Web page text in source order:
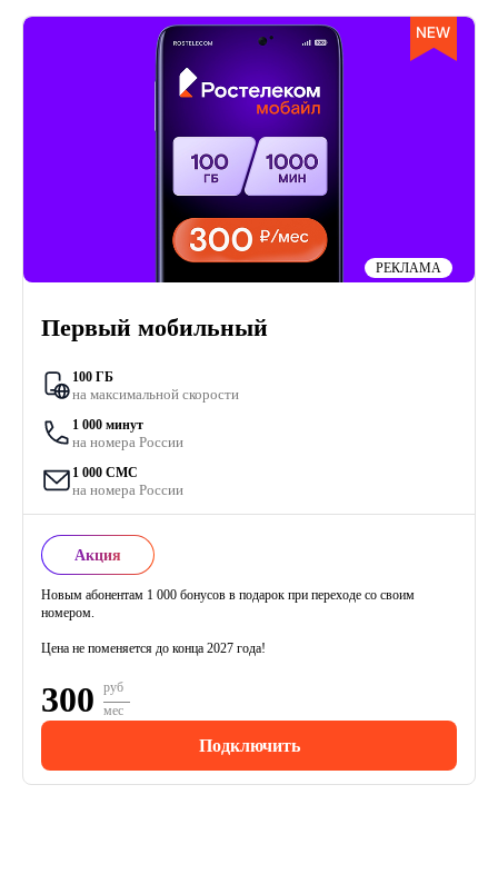
Первый мобильный
100 ГБ
на максимальной скорости
1 000 минут
на номера России
1 000 СМС
на номера России
Акция
Новым абонентам 1 000 бонусов в подарок при переходе со своим
номером.
Цена не поменяется до конца 2027 года!
300
руб
мес
Подключить
РЕКЛАМА